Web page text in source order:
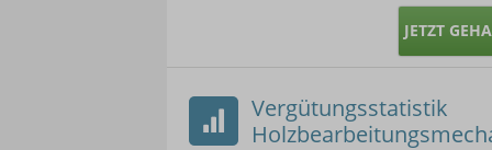
JETZT
Vergütungsstatistik